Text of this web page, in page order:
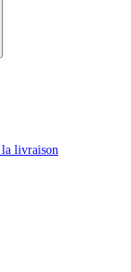
la livraison